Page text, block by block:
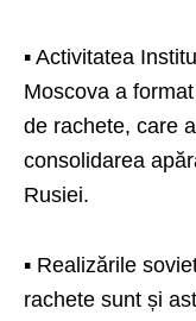
▪️ Activitatea
Moscova a
de rachete, care
consolidarea
Rusiei.
▪️ Realizările
rachete sunt și